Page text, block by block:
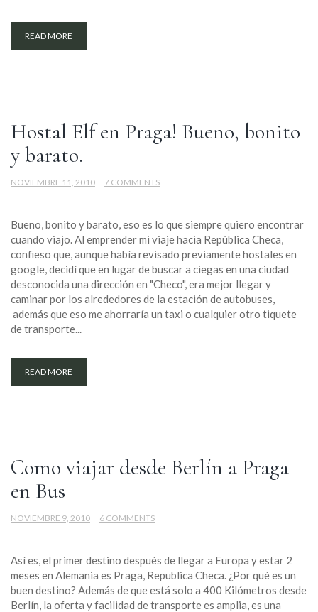
READ MORE
Hostal Elf en Praga! Bueno, bonito
y barato.
NOVIEMBRE 11, 2010 7 COMMENTS
Bueno, bonito y barato, eso es lo que siempre quiero encontrar
cuando viajo. Al emprender mi viaje hacia República Checa,
confieso que, aunque había revisado previamente hostales en
google, decidí que en lugar de buscar a ciegas en una ciudad
desconocida una dirección en "Checo", era mejor llegar y
caminar por los alrededores de la estación de autobuses,
además que eso me ahorraría un taxi o cualquier otro tiquete
de transporte...
READ MORE
Como viajar desde Berlín a Praga
en Bus
NOVIEMBRE 9, 2010 6 COMMENTS
Así es, el primer destino después de llegar a Europa y estar 2
meses en Alemania es Praga, Republica Checa. ¿Por qué es un
buen destino? Además de que está solo a 400 Kilómetros desde
Berlín, la oferta y facilidad de transporte es amplia, es una